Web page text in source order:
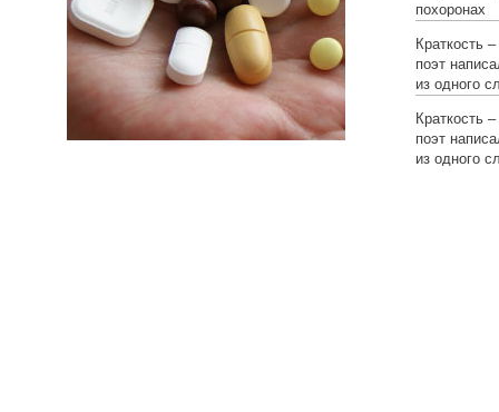
похоронах
Краткость
поэт
из одного
Краткость
поэт
из одного